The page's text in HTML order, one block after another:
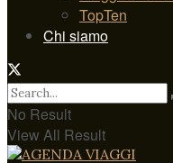
TopTen
Chi siamo
No Result
View All Result